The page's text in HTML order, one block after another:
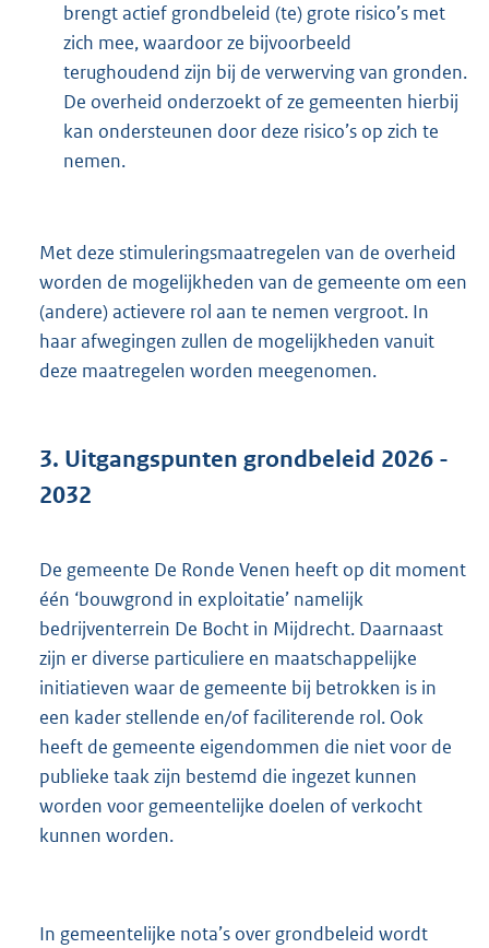
brengt actief grondbeleid (te) grote risico’s met
zich mee, waardoor ze bijvoorbeeld
terughoudend zijn bij de verwerving van gronden.
De overheid onderzoekt of ze gemeenten hierbij
kan ondersteunen door deze risico’s op zich te
nemen.
Met deze stimuleringsmaatregelen van de overheid
worden de mogelijkheden van de gemeente om een
(andere) actievere rol aan te nemen vergroot. In
haar afwegingen zullen de mogelijkheden vanuit
deze maatregelen worden meegenomen.
3. Uitgangspunten grondbeleid 2026 -
2032
De gemeente De Ronde Venen heeft op dit moment
één ‘bouwgrond in exploitatie’ namelijk
bedrijventerrein De Bocht in Mijdrecht. Daarnaast
zijn er diverse particuliere en maatschappelijke
initiatieven waar de gemeente bij betrokken is in
een kader stellende en/of faciliterende rol. Ook
heeft de gemeente eigendommen die niet voor de
publieke taak zijn bestemd die ingezet kunnen
worden voor gemeentelijke doelen of verkocht
kunnen worden.
In gemeentelijke nota’s over grondbeleid wordt